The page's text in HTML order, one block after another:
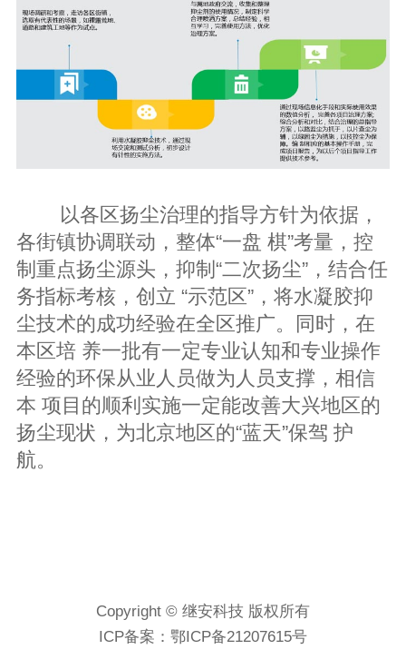
以各区扬尘治理的指导方针为依据，
各街镇协调联动，整体“一盘 棋”考量，控
制重点扬尘源头，抑制“二次扬尘”，结合任
务指标考核，创立 “示范区”，将水凝胶抑
尘技术的成功经验在全区推广。同时，在
本区培 养一批有一定专业认知和专业操作
经验的环保从业人员做为人员支撑，相信
本 项目的顺利实施一定能改善大兴地区的
扬尘现状，为北京地区的“蓝天”保驾 护
航。
Copyright © 继安科技 版权所有
ICP备案： 鄂ICP备21207615号